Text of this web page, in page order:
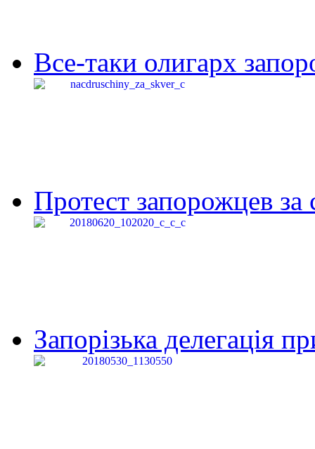
Все-таки олигарх
Протест запорожцев за
Запорізька делегація